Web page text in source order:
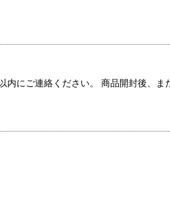
内にご連絡ください。 商品開封後、ま